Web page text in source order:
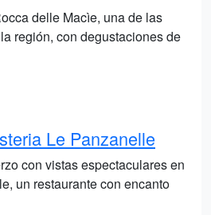
delle Macìe, una de las
región, con degustaciones de
Le Panzanelle
con vistas espectaculares en
un restaurante con encanto